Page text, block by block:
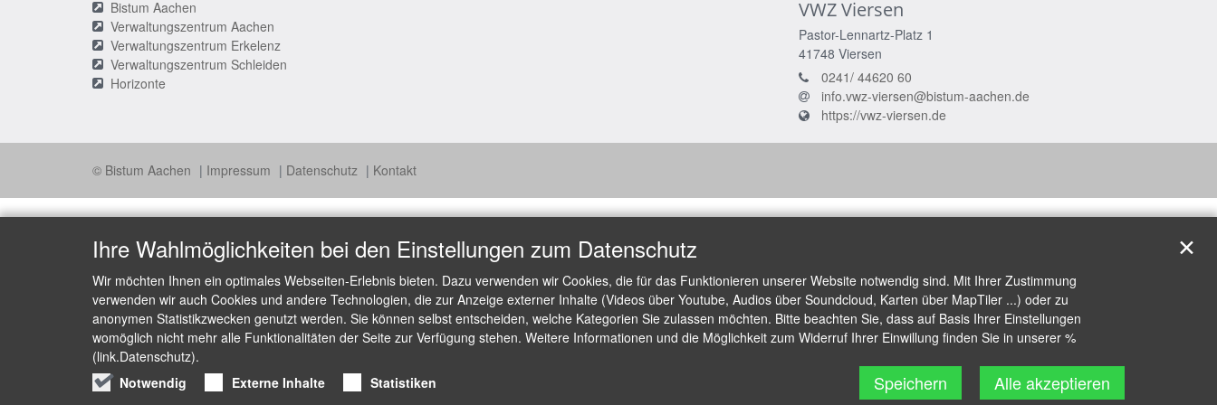
Bistum Aachen
Verwaltungszentrum Aachen
Verwaltungszentrum Erkelenz
Verwaltungszentrum Schleiden
Horizonte
VWZ Viersen
Pastor-Lennartz-Platz 1
41748 Viersen
0241/ 44620 60
info.vwz-viersen@bistum-aachen.de
https://vwz-viersen.de
© Bistum Aachen Impressum Datenschutz Kontakt
Ihre Wahlmöglichkeiten bei den Einstellungen zum Datenschutz
Wir möchten Ihnen ein optimales Webseiten-Erlebnis bieten. Dazu verwenden wir Cookies, die für das Funktionieren unserer Website notwendig sind. Mit Ihrer Zustimmung
verwenden wir auch Cookies und andere Technologien, die zur Anzeige externer Inhalte (Videos über Youtube, Audios über Soundcloud, Karten über MapTiler ...) oder zu
anonymen Statistikzwecken genutzt werden. Sie können selbst entscheiden, welche Kategorien Sie zulassen möchten. Bitte beachten Sie, dass auf Basis Ihrer Einstellungen
womöglich nicht mehr alle Funktionalitäten der Seite zur Verfügung stehen. Weitere Informationen und die Möglichkeit zum Widerruf Ihrer Einwillung finden Sie in unserer %
(link.Datenschutz).
Notwendig
Externe Inhalte Statistiken Speichern Alle akzeptieren
✕